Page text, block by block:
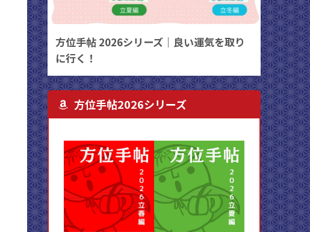
方位手帖 2026シリーズ｜良い運気を取り
に行く！
方位手帖2026シリーズ